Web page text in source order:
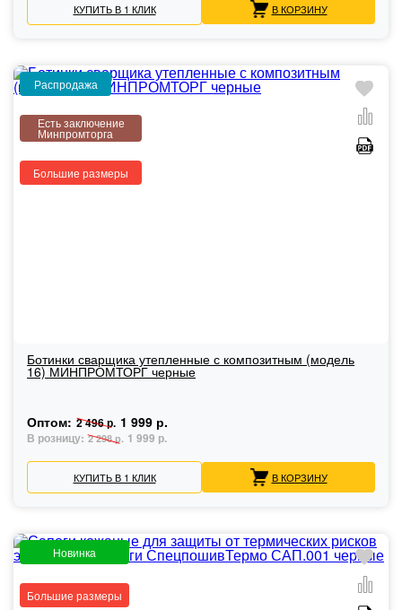
КУПИТЬ В 1 КЛИК В КОРЗИНУ
Распродажа
Есть заключение
Минпромторга
Большие размеры
Ботинки сварщика утепленные с композитным (модель
16) МИНПРОМТОРГ черные
Оптом: 2 496 р. 1 999 р.
В розницу: 2 298 р. 1 999 р.
КУПИТЬ В 1 КЛИК В КОРЗИНУ
Новинка
Большие размеры